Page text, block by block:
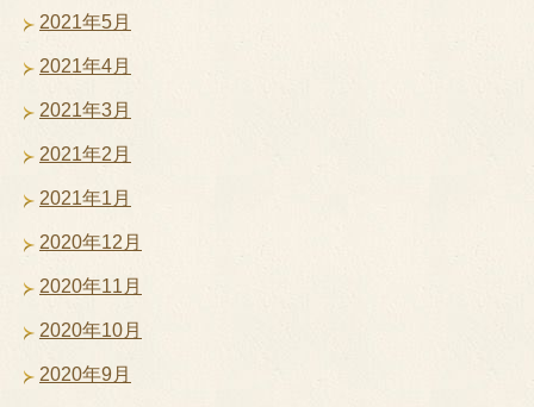
2021年5月
2021年4月
2021年3月
2021年2月
2021年1月
2020年12月
2020年11月
2020年10月
2020年9月